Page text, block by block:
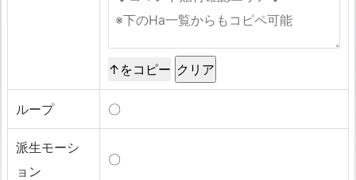
↑をコピー
ループ 〇
派生モーシ
ョン
〇